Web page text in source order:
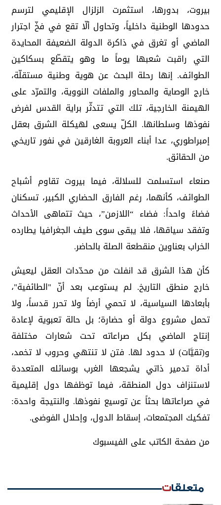
بيروت، بدورها، استثمرت الزلزال الإقليمي لترسم
حدودها الوطنية داخلياً، وتحاول ألّا تقع في فخّ اجترار
الماضي أو تغرق في ذاكرة الدولة الضعيفة المحايدة
التي راقبت شعبها يوماً ما وهو يتقطّع بسكاكين
الطوائف. إنها رحلة البحث عن هوية وطنية مستقلّة،
خارج الوصاية والمحاور والملفات النووية، والتمرّد على
الهيمنة الخارجية، تلك التي تتدثّر براية القدس لفرض
نفوذها وسلطانها. الكلّ يسعى لهيكلة الشرق بعقل
إمبراطوري، عدا أبناء العروبة الغارقين في نفور تاريخي
من الحقائق.
صنعاء استسلمت للسلالة، فيما بيروت تقاوم أشباح
الطوائف، كأنهما، رغم الفارق الحضاري الكبير، تسكنان
فضاءً واحداً: فضاء “اللازمن”، حيث تتماهى الأحداث
وتفقد سياقها، فلا يبقى سوى طيف الجغرافيا يطارده
الخراب بعناوين منقطعة الصلة بالحاضر.
كأن هذا الشرق قد انفلت من محدّدات العقل ليعيش
خارج منطق التاريخ. لم يستوعب بعد أنّ "الطائفية"،
بأبعادها السياسية، لا تحمي أرضاً ولا تحرر قدساً، ولا
تحمل مشروع دولة أو حضارة؛ بل حالة تعبوية لإعادة
إنتاج الماضي بكل صراعاته تحت شعارات مختلفة
و(تقيَّات) لا حدود لها. فتن لا تنتهي وحروب لا تخمد،
أداة تدمير ذاتي يشجعها الغرب بوسائله المتعددة
لاستنزاف دول المنطقة، فيما توظفها دول إقليمية
في صراعاتها بحثاً عن توسيع نفوذها. والنتيجة واحدة:
تفكيك المجتمعات، إسقاط الدول، وإحلال الفوضى.
من صفحة الكاتب على الفيسبوك
متعلقات